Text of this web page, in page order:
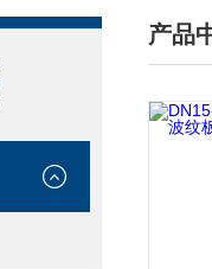
产品
/